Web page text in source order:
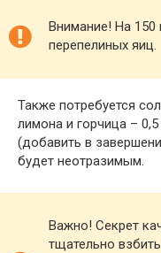
Внимание! На 150
перепелиных яиц.
Также потребуется
лимона и горчица –
(добавить в
будет неотразимым.
Важно! Секрет
тщательно